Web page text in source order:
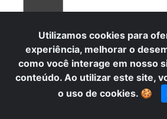
Utilizamos cookies para
experiência, melhorar o
como você interage em nosso
conteúdo. Ao utilizar este site,
o uso de cookies. 🍪